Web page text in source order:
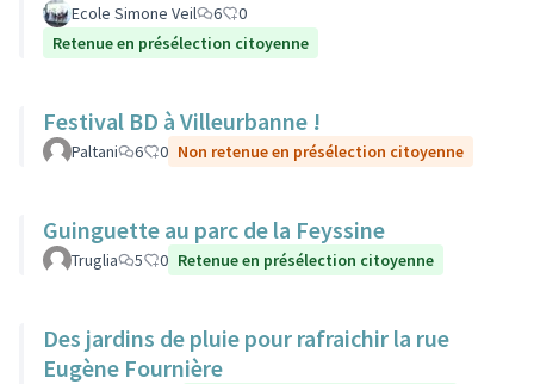
Ecole Simone Veil 6
0
Retenue en présélection citoyenne
Festival BD à Villeurbanne !
Paltani 6 0 Non retenue en présélection citoyenne
Guinguette au parc de la Feyssine
Truglia 5 0 Retenue en présélection citoyenne
Des jardins de pluie pour rafraichir la rue
Eugène Fournière